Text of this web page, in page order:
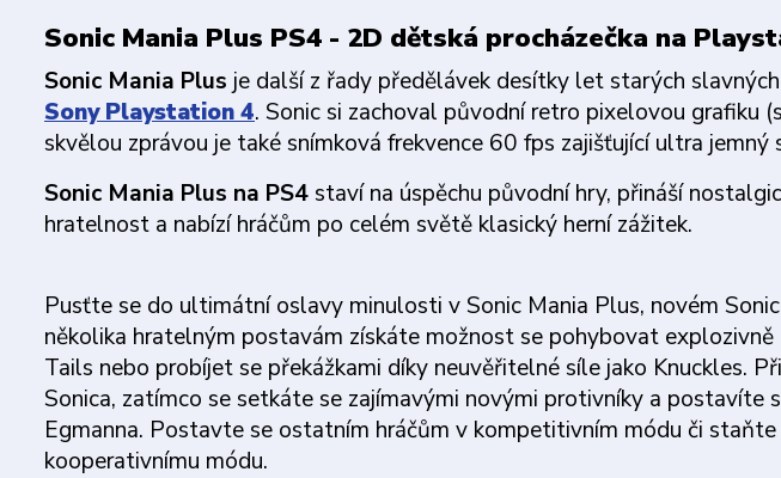
Sonic Mania Plus PS4 - 2D dětská procházečka na
Sonic Mania Plus je další z řady předělávek desítky let starých
Sony Playstation 4. Sonic si zachoval původní retro pixelovou grafiku
skvělou zprávou je také snímková frekvence 60 fps zajišťující ultra jemný
Sonic Mania Plus na PS4staví na úspěchu původní hry, přináší
hratelnost a nabízí hráčům po celém světě klasický herní zážitek.
Pusťte se do ultimátní oslavy minulosti v Sonic Mania Plus, novém
několika hratelným postavám získáte možnost se pohybovat explozivně
Tails nebo probíjet se překážkami díky neuvěřitelné síle jako Knuckles.
Sonica, zatímco se setkáte se zajímavými novými protivníky a
Egmanna. Postavte se ostatním hráčům v kompetitivním módu či
kooperativnímu módu.